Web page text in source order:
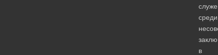
среди
в